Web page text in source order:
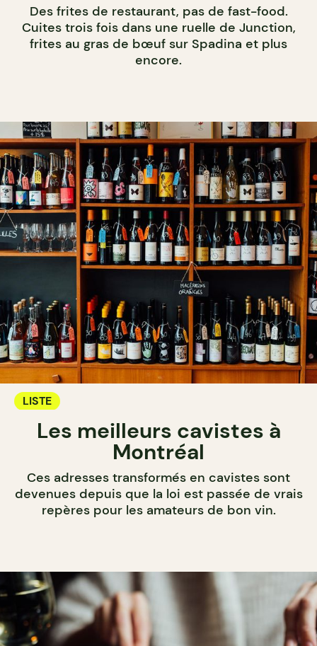
Des frites de restaurant, pas de fast-food.
Cuites trois fois dans une ruelle de Junction,
frites au gras de bœuf sur Spadina et plus
encore.
LISTE
Les meilleurs cavistes à
Montréal
Ces adresses transformés en cavistes sont
devenues depuis que la loi est passée de vrais
repères pour les amateurs de bon vin.